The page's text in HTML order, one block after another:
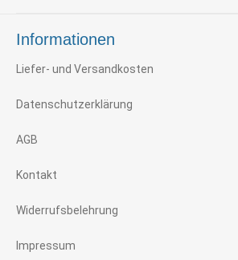
Informationen
Liefer- und Versandkosten
Datenschutzerklärung
AGB
Kontakt
Widerrufsbelehrung
Impressum